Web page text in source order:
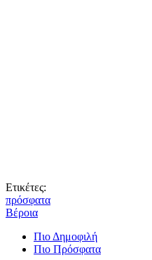
Ετικέτες:
πρόσφατα
Βέροια
Πιο Δημοφιλή
Πιο Πρόσφατα